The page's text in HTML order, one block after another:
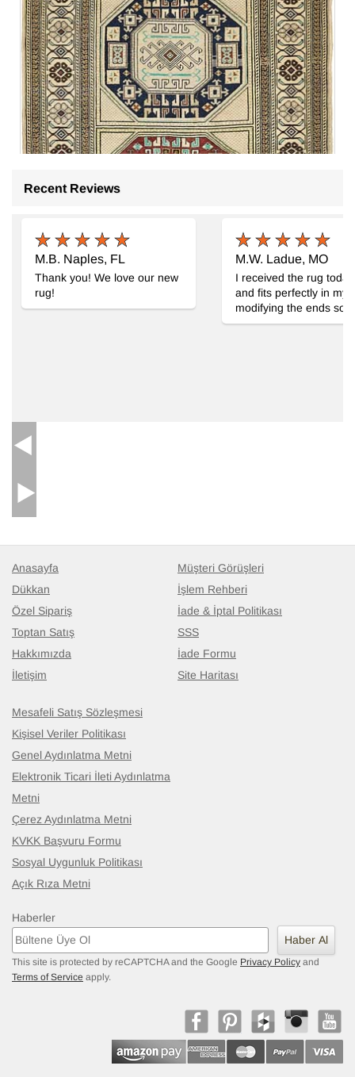
92 cm x 210 cm
18.554
Recent Reviews
M.B. Naples, FL
Thank you! We love our new
rug!
M.W. Ladue, MO
I received the rug
and fits perfectly in my
modifying the ends so
Anasayfa
Dükkan
Özel Sipariş
Toptan Satış
Hakkımızda
İletişim
Müşteri Görüşleri
İşlem Rehberi
İade & İptal Politikası
SSS
İade Formu
Site Haritası
Mesafeli Satış Sözleşmesi
Kişisel Veriler Politikası
Genel Aydınlatma Metni
Elektronik Ticari İleti Aydınlatma
Metni
Çerez Aydınlatma Metni
KVKK Başvuru Formu
Sosyal Uygunluk Politikası
Açık Rıza Metni
Haberler
Haber Al
This site is protected by reCAPTCHA and the Google Privacy Policy and
Terms of Service apply.